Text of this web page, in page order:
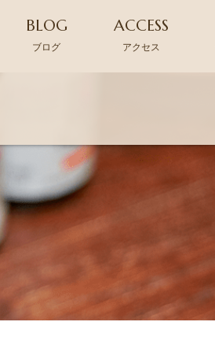
BLOG
ブログ
ACCESS
アクセス